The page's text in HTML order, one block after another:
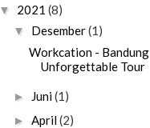
▼ 2021 (8)
▼ Desember(1)
Workcation - Bandung
Unforgettable Tour
► Juni(1)
► April(2)